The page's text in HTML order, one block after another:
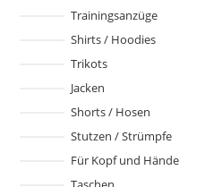
Trainingsanzüge
Shirts / Hoodies
Trikots
Jacken
Shorts / Hosen
Stutzen / Strümpfe
Für Kopf und Hände